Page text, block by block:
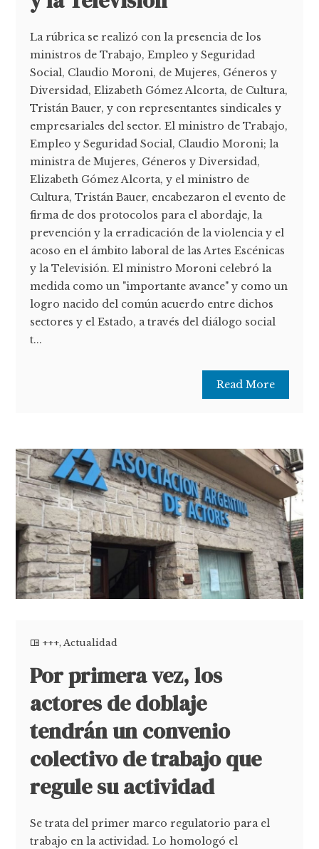
La rúbrica se realizó con la presencia de los
ministros de Trabajo, Empleo y Seguridad
Social, Claudio Moroni, de Mujeres, Géneros y
Diversidad, Elizabeth Gómez Alcorta, de Cultura,
Tristán Bauer, y con representantes sindicales y
empresariales del sector. El ministro de Trabajo,
Empleo y Seguridad Social, Claudio Moroni; la
ministra de Mujeres, Géneros y Diversidad,
Elizabeth Gómez Alcorta, y el ministro de
Cultura, Tristán Bauer, encabezaron el evento de
firma de dos protocolos para el abordaje, la
prevención y la erradicación de la violencia y el
acoso en el ámbito laboral de las Artes Escénicas
y la Televisión. El ministro Moroni celebró la
medida como un "importante avance" y como un
logro nacido del común acuerdo entre dichos
sectores y el Estado, a través del diálogo social
t...
Read More
+++,Actualidad
Por primera vez, los
actores de doblaje
tendrán un convenio
colectivo de trabajo que
regule su actividad
Se trata del primer marco regulatorio para el
trabajo en la actividad. Lo homologó el